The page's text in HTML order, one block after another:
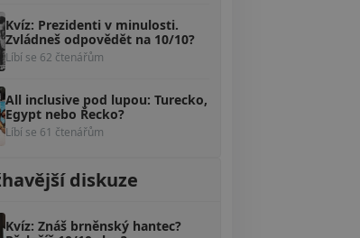
Kvíz: Prezidenti v minulosti.
Zvládneš odpovědět na 10/10?
Líbí se 62 čtenářům
All inclusive pod lupou: Turecko,
Egypt nebo Řecko?
Líbí se 61 čtenářům
diskuze
Kvíz: Znáš brněnský hantec?